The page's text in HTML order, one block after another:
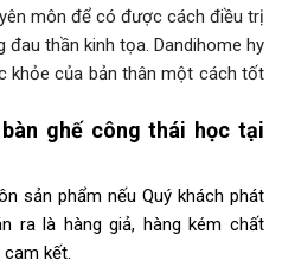
môn để có được cách điều trị
thần kinh tọa. Dandihome hy
khỏe của bản thân một cách tốt
ghế công thái học tại
sản phẩm nếu Quý khách phát
ra là hàng giả, hàng kém chất
kết.